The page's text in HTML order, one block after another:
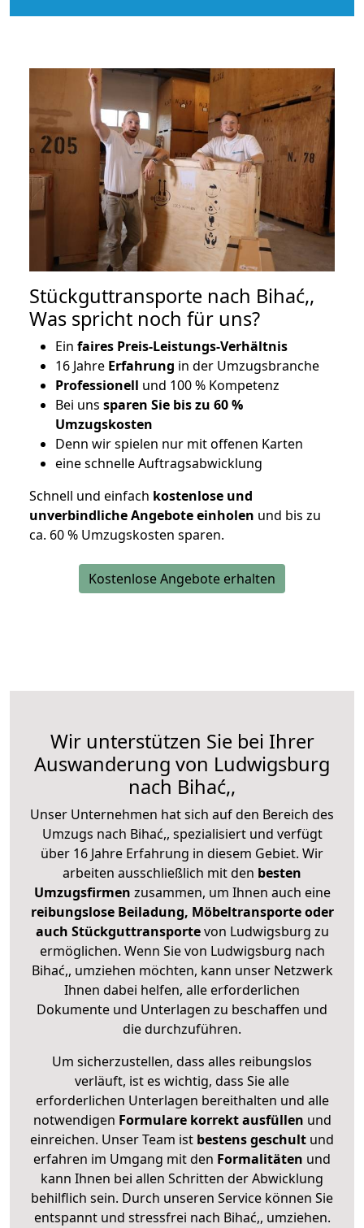
Stückguttransporte nach Bihać,,
Was spricht noch für uns?
Ein faires Preis-Leistungs-Verhältnis
16 Jahre Erfahrung in der Umzugsbranche
Professionell und 100 % Kompetenz
Bei uns sparen Sie bis zu 60 %
Umzugskosten
Denn wir spielen nur mit offenen Karten
eine schnelle Auftragsabwicklung
Schnell und einfach kostenlose und
unverbindliche Angebote einholen und bis zu
ca. 60 % Umzugskosten sparen.
Kostenlose Angebote erhalten
Wir unterstützen Sie bei Ihrer
Auswanderung von Ludwigsburg
nach Bihać,,
Unser Unternehmen hat sich auf den Bereich des
Umzugs nach Bihać,, spezialisiert und verfügt
über 16 Jahre Erfahrung in diesem Gebiet. Wir
arbeiten ausschließlich mit den besten
Umzugsfirmen zusammen, um Ihnen auch eine
reibungslose Beiladung, Möbeltransporte oder
auch Stückguttransportevon Ludwigsburg zu
ermöglichen. Wenn Sie von Ludwigsburg nach
Bihać,, umziehen möchten, kann unser Netzwerk
Ihnen dabei helfen, alle erforderlichen
Dokumente und Unterlagen zu beschaffen und
die durchzuführen.
Um sicherzustellen, dass alles reibungslos
verläuft, ist es wichtig, dass Sie alle
erforderlichen Unterlagen bereithalten und alle
notwendigen Formulare korrekt ausfüllen und
einreichen. Unser Team ist bestens geschult und
erfahren im Umgang mit den Formalitäten und
kann Ihnen bei allen Schritten der Abwicklung
behilflich sein. Durch unseren Service können Sie
entspannt und stressfrei nach Bihać,, umziehen.